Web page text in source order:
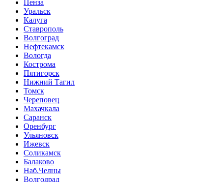
Пенза
Уральск
Калуга
Ставрополь
Волгоград
Нефтекамск
Вологда
Кострома
Пятигорск
Нижний Тагил
Томск
Череповец
Махачкала
Саранск
Оренбург
Ульяновск
Ижевск
Соликамск
Балаково
Наб.Челны
Волгодрад